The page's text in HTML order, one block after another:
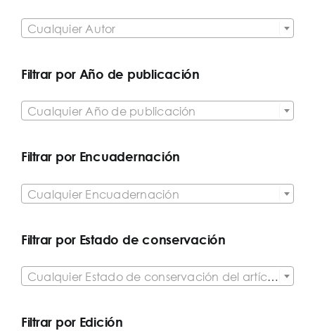
Cualquier Autor
Filtrar por Año de publicación
Cualquier Año de publicación
Filtrar por Encuadernación
Cualquier Encuadernación
Filtrar por Estado de conservación
Cualquier Estado de conservación del artículo
Filtrar por Edición